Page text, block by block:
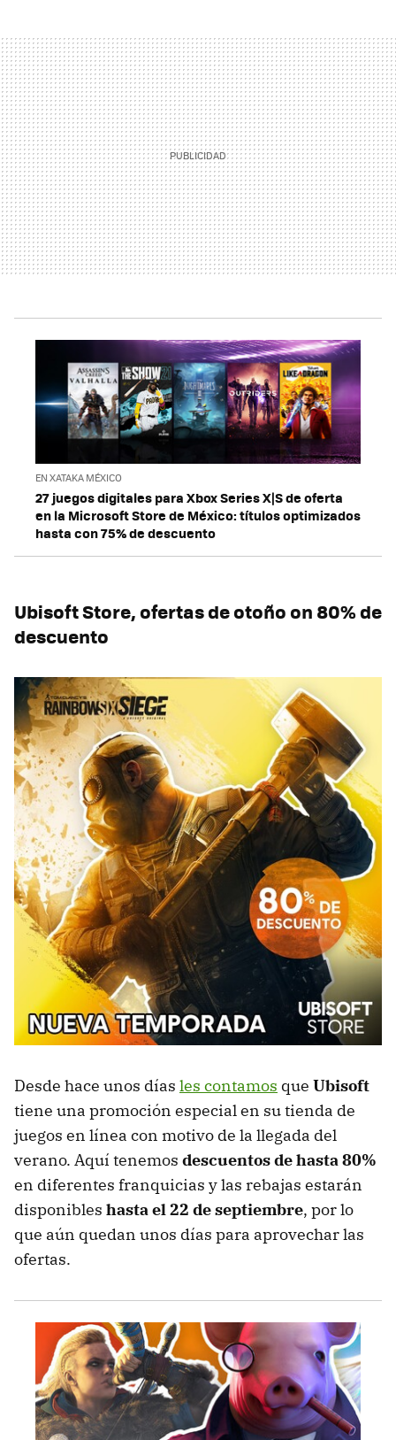
EN XATAKA MÉXICO
27 juegos digitales para Xbox Series X|S de oferta
en la Microsoft Store de México: títulos optimizados
hasta con 75% de descuento
Ubisoft Store, ofertas de otoño on 80% de
descuento
Desde hace unos días les contamos que Ubisoft
tiene una promoción especial en su tienda de
juegos en línea con motivo de la llegada del
verano. Aquí tenemos descuentos de hasta 80%
en diferentes franquicias y las rebajas estarán
disponibles hasta el 22 de septiembre, por lo
que aún quedan unos días para aprovechar las
ofertas.